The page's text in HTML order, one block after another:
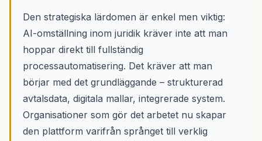
Den strategiska lärdomen är enkel men viktig:
AI-omställning inom juridik kräver inte att man
hoppar direkt till fullständig
processautomatisering. Det kräver att man
börjar med det grundläggande – strukturerad
avtalsdata, digitala mallar, integrerade system.
Organisationer som gör det arbetet nu skapar
den plattform varifrån språnget till verklig